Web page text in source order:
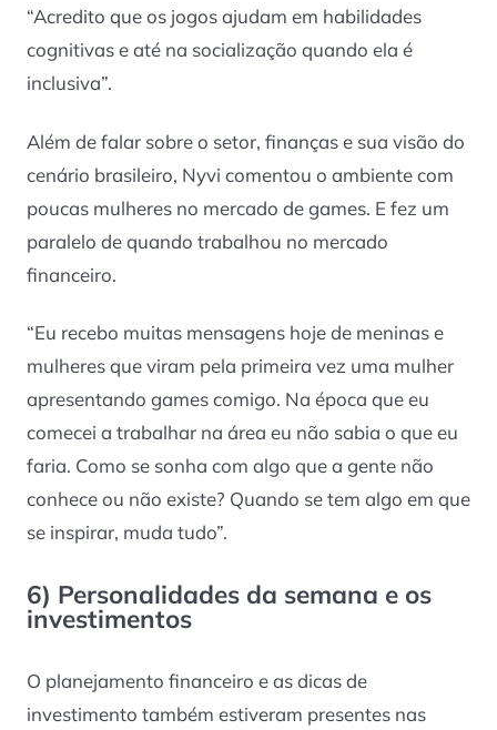
“Acredito que os jogos ajudam em habilidades
cognitivas e até na socialização quando ela é
inclusiva”.
Além de falar sobre o setor, finanças e sua visão do
cenário brasileiro, Nyvi comentou o ambiente com
poucas mulheres no mercado de games. E fez um
paralelo de quando trabalhou no mercado
financeiro.
“Eu recebo muitas mensagens hoje de meninas e
mulheres que viram pela primeira vez uma mulher
apresentando games comigo. Na época que eu
comecei a trabalhar na área eu não sabia o que eu
faria. Como se sonha com algo que a gente não
conhece ou não existe? Quando se tem algo em que
se inspirar, muda tudo”.
6) Personalidades da semana e os
investimentos
O planejamento financeiro e as dicas de
investimento também estiveram presentes nas